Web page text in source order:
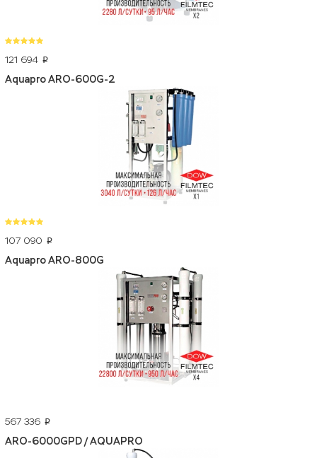
121 694 p
Aquapro ARO-600G-2
107 090 p
Aquapro ARO-800G
567 336 p
ARO-6000GPD / AQUAPRO